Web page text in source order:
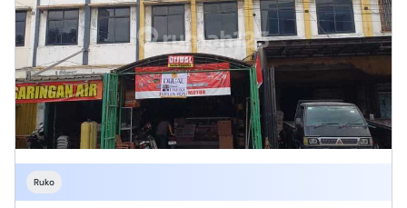
Ruko